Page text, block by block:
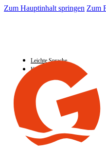
Zum Hauptinhalt springen Zum
Leichte Sprache
Kontakt